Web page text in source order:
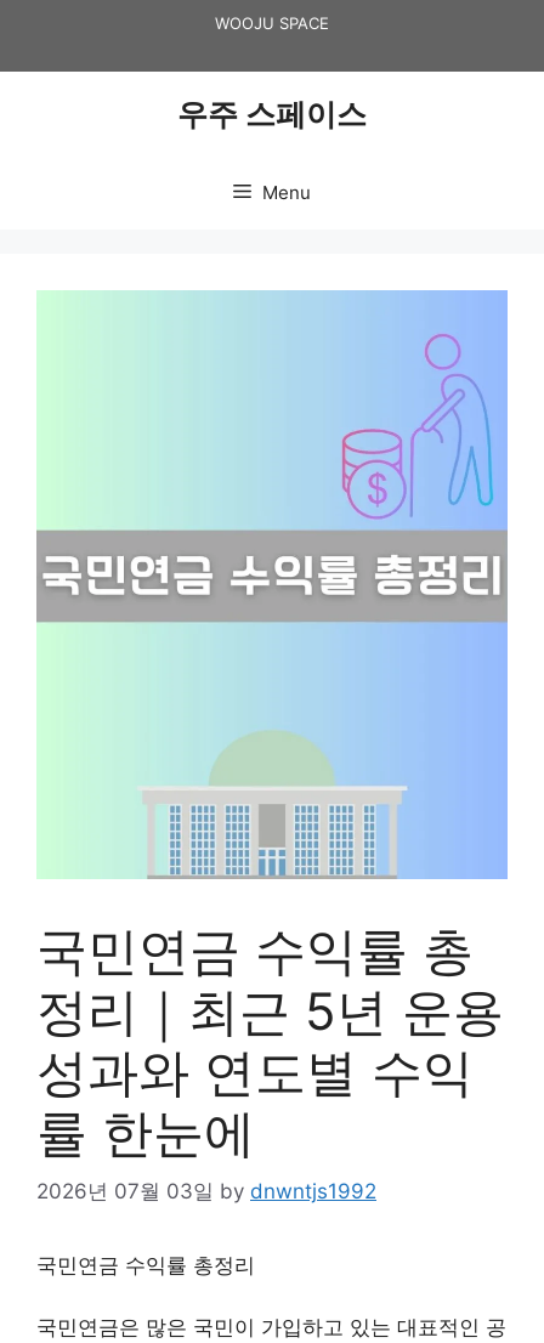
content
WOOJU SPACE
우주 스페이스
Menu
국민연금 수익률 총
정리｜최근 5년 운용
성과와 연도별 수익
률 한눈에
2026년 07월 03일 by dnwntjs1992
국민연금 수익률 총정리
국민연금은 많은 국민이 가입하고 있는 대표적인 공